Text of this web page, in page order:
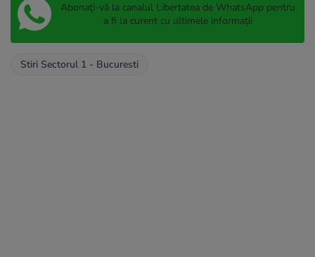
Abonați-vă la canalul Libertatea de WhatsApp pentru
a fi la curent cu ultimele informații
Stiri Sectorul 1 - Bucuresti